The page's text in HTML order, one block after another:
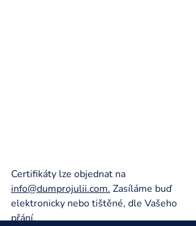
Certifikáty lze objednat na
info@dumprojulii.com. Zasíláme buď
elektronicky nebo tištěné, dle Vašeho
přání.